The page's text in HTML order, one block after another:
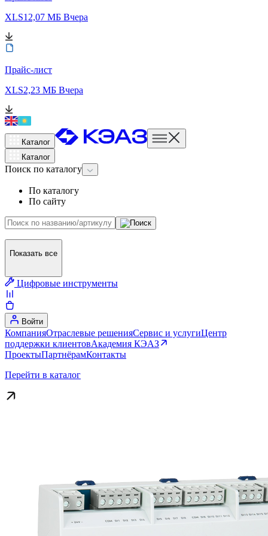
XLS12,07 МБ Вчера
Прайс-лист
XLS2,23 МБ Вчера
Каталог
Каталог
Поиск по каталогу
По каталогу
По сайту
Показать все
Цифровые инструменты
Войти
КомпанияОтраслевые решенияСервис и услугиЦентр
поддержки клиентовАкадемия КЭАЗ
ПроектыПартнёрамКонтакты
Перейти в каталог